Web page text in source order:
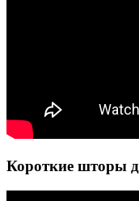
Короткие шторы